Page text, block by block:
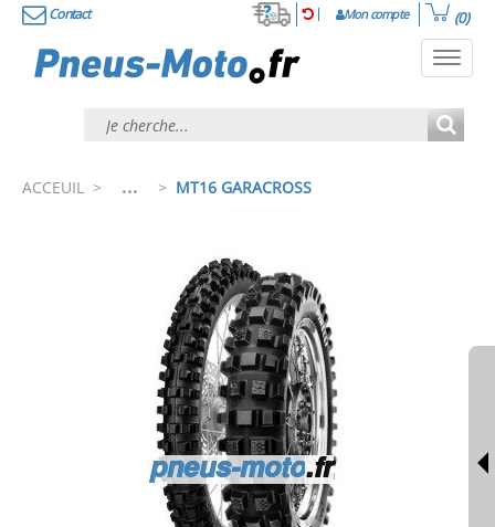
Contact Mon compte (0)
ACCEUIL > ... > MT16 GARACROSS